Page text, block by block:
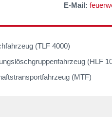
E-Mail:
(TLF 4000)
(HLF
(MTF)